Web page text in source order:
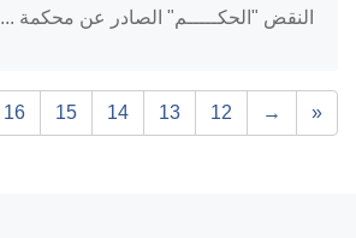
النقض "الحكـــــم" الصادر عن محكمة ...
«
→
12
13
14
15
16